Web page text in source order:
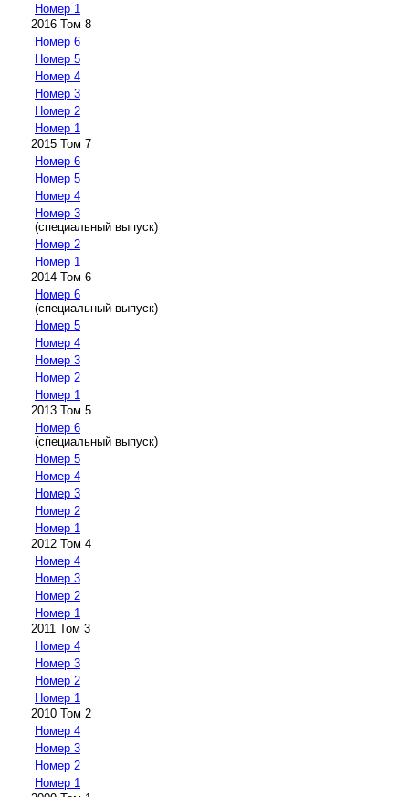
Номер 1
2016 Том 8
Номер 6
Номер 5
Номер 4
Номер 3
Номер 2
Номер 1
2015 Том 7
Номер 6
Номер 5
Номер 4
Номер 3
(специальный выпуск)
Номер 2
Номер 1
2014 Том 6
Номер 6
(специальный выпуск)
Номер 5
Номер 4
Номер 3
Номер 2
Номер 1
2013 Том 5
Номер 6
(специальный выпуск)
Номер 5
Номер 4
Номер 3
Номер 2
Номер 1
2012 Том 4
Номер 4
Номер 3
Номер 2
Номер 1
2011 Том 3
Номер 4
Номер 3
Номер 2
Номер 1
2010 Том 2
Номер 4
Номер 3
Номер 2
Номер 1